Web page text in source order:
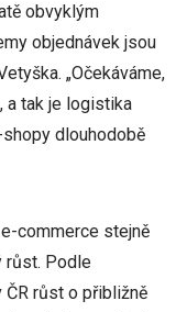
obvyklým
objednávek jsou
„Očekáváme,
a tak je logistika
dlouhodobě
commerce stejně
růst. Podle
růst o přibližně